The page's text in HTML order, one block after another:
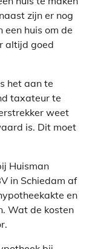
zijn er nog
huis om de
altijd goed
het aan te
taxateur te
weet
is. Dit moet
Huisman
in Schiedam af
en
Wat de kosten